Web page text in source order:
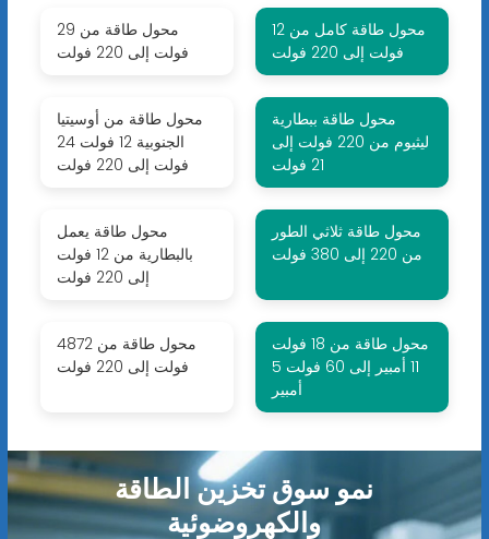
محول طاقة من 29
فولت إلى 220 فولت
محول طاقة كامل من 12
فولت إلى 220 فولت
محول طاقة من أوسيتيا
الجنوبية 12 فولت 24
فولت إلى 220 فولت
محول طاقة ببطارية
ليثيوم من 220 فولت إلى
21 فولت
محول طاقة يعمل
بالبطارية من 12 فولت
إلى 220 فولت
محول طاقة ثلاثي الطور
من 220 إلى 380 فولت
محول طاقة من 4872
فولت إلى 220 فولت
محول طاقة من 18 فولت
11 أمبير إلى 60 فولت 5
أمبير
نمو سوق تخزين الطاقة
والكهروضوئية